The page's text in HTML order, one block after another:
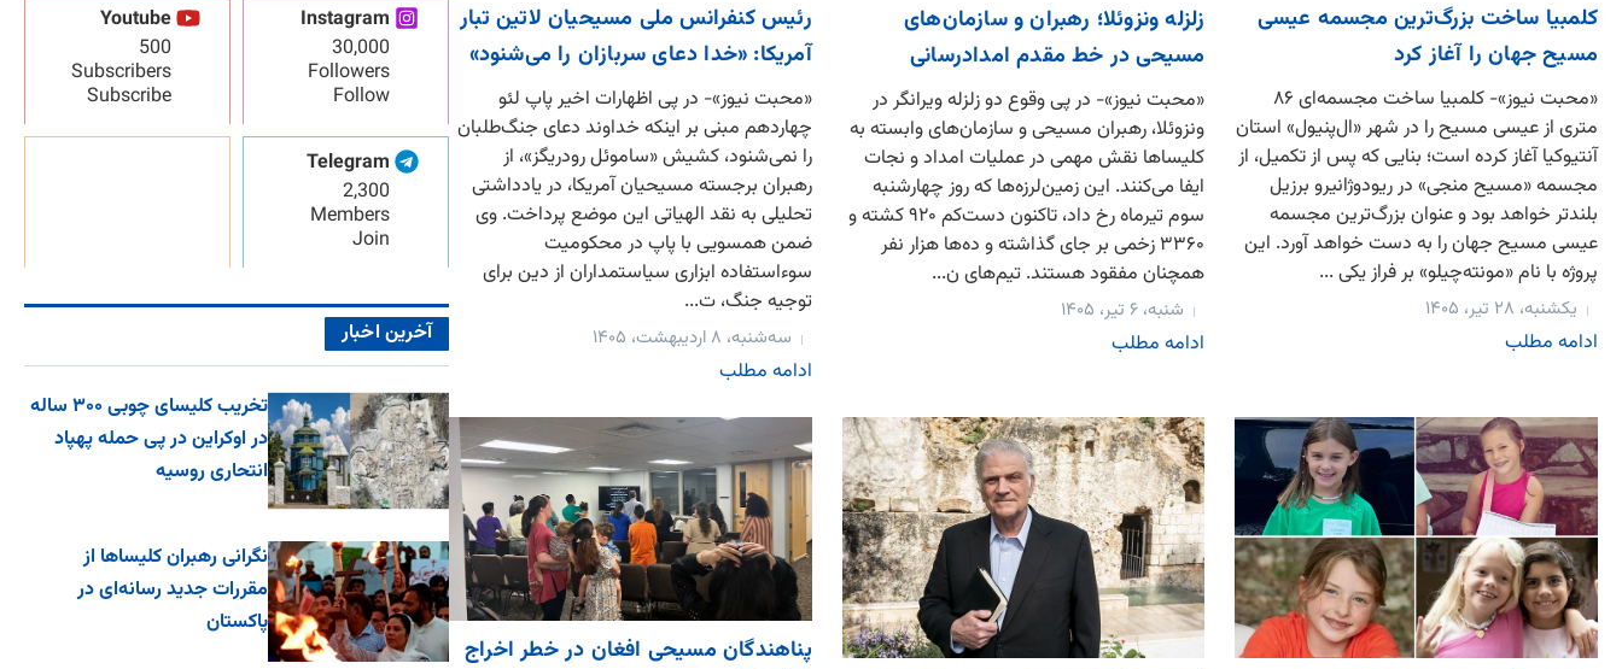
کلمبیا ساخت بزرگ‌ترین مجسمه عیسی
مسیح جهان را آغاز کرد
«محبت نیوز»- کلمبیا ساخت مجسمه‌ای ۸۶
متری از عیسی مسیح را در شهر «ال‌پنیول» استان
آنتیوکیا آغاز کرده است؛ بنایی که پس از تکمیل، از
مجسمه «مسیح منجی» در ریودوژانیرو برزیل
بلندتر خواهد بود و عنوان بزرگ‌ترین مجسمه
عیسی مسیح جهان را به دست خواهد آورد. این
پروژه با نام «مونته‌چیلو» بر فراز یکی ...
یکشنبه، ۲۸ تیر، ۱۴۰۵
ادامه مطلب
زلزله ونزوئلا؛ رهبران و سازمان‌های
مسیحی در خط مقدم امدادرسانی
«محبت نیوز»- در پی وقوع دو زلزله ویرانگر در
ونزوئلا، رهبران مسیحی و سازمان‌های وابسته به
کلیساها نقش مهمی در عملیات امداد و نجات
ایفا می‌کنند. این زمین‌لرزه‌ها که روز چهارشنبه
سوم تیرماه رخ داد، تاکنون دست‌کم ۹۲۰ کشته و
۳۳۶۰ زخمی بر جای گذاشته و ده‌ها هزار نفر
همچنان مفقود هستند. تیم‌های ن...
شنبه، ۶ تیر، ۱۴۰۵
ادامه مطلب
رئیس کنفرانس ملی مسیحیان لاتین تبار
آمریکا: «خدا دعای سربازان را می‌شنود»
«محبت نیوز»- در پی اظهارات اخیر پاپ لئو
چهاردهم مبنی بر اینکه خداوند دعای جنگ‌طلبان
را نمی‌شنود، کشیش «ساموئل رودریگز»، از
رهبران برجسته مسیحیان آمریکا، در یادداشتی
تحلیلی به نقد الهیاتی این موضع پرداخت. وی
ضمن همسویی با پاپ در محکومیت
سوءاستفاده ابزاری سیاستمداران از دین برای
توجیه جنگ، ت...
سه‌شنبه، ۸ اردیبهشت، ۱۴۰۵
ادامه مطلب
پناهندگان مسیحی افغان در خطر اخراج
Instagram
30,000
Followers
Follow
Youtube
500
Subscribers
Subscribe
Telegram
2,300
Members
Join
آخرین اخبار
تخریب کلیسای چوبی ۳۰۰ ساله
در اوکراین در پی حمله پهپاد
انتحاری روسیه
نگرانی رهبران کلیساها از
مقررات جدید رسانه‌ای در
پاکستان